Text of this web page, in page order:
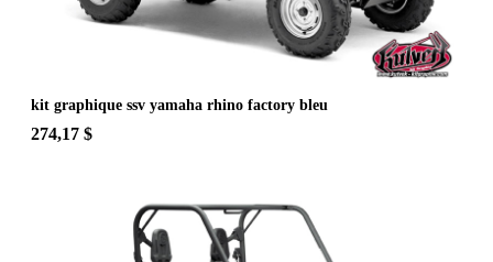
kit graphique ssv yamaha rhino factory bleu
274,17 $